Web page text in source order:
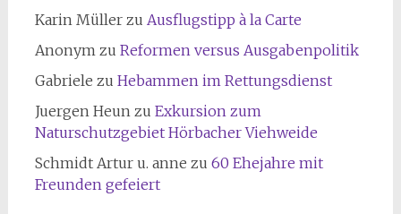
Karin Müllerzu Ausflugstipp à la Carte
Anonym zu Reformen versus Ausgabenpolitik
Gabriele zu Hebammen im Rettungsdienst
Juergen Heun zu Exkursion zum
Naturschutzgebiet Hörbacher Viehweide
Schmidt Artur u. anne zu 60 Ehejahre mit
Freunden gefeiert